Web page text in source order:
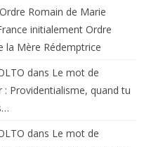
Ordre Romain de Marie
initialement Ordre
la Mère Rédemptrice
dans Le mot de
: Providentialisme, quand tu
dans Le mot de